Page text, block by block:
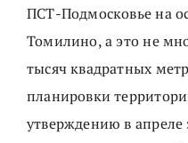
ПСТ-Подмосковье на
Томилино, а это не
тысяч квадратных
планировки
утверждению в апреле